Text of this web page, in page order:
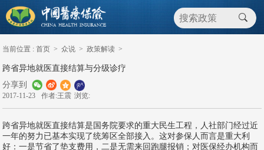
当前位置 : 首页 > 众说 > 政策解读 >
跨省异地就医直接结算与分级诊疗
分享到
2017-11-23 作者:王震 浏览:
跨省异地就医直接结算是国务院要求的重大民生工程，人社部门经过近
一年的努力已基本实现了统筹区全部接入。这对参保人而言是重大利
好：一是节省了垫支费用，二是无需来回跑腿报销；对医保经办机构而